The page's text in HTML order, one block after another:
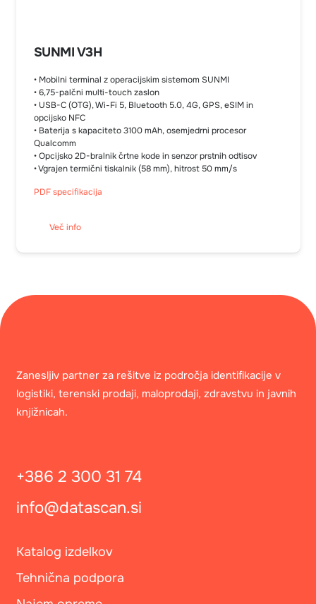
SUNMI V3H
• Mobilni terminal z operacijskim sistemom SUNMI
• 6,75-palčni multi-touch zaslon
• USB-C (OTG), Wi-Fi 5, Bluetooth 5.0, 4G, GPS, eSIM in
opcijsko NFC
• Baterija s kapaciteto 3100 mAh, osemjedrni procesor
Qualcomm
• Opcijsko 2D-bralnik črtne kode in senzor prstnih odtisov
• Vgrajen termični tiskalnik (58 mm), hitrost 50 mm/s
PDF specifikacija
Več info
Zanesljiv partner za rešitve iz področja identifikacije v
logistiki, terenski prodaji, maloprodaji, zdravstvu in javnih
knjižnicah.
+386 2 300 31 74
info@datascan.si
Katalog izdelkov
Tehnična podpora